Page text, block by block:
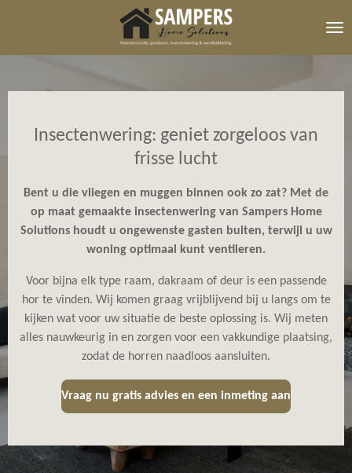
naar
hoofdinhoud
Insectenwering: geniet zorgeloos van
frisse lucht
Bent u die vliegen en muggen binnen ook zo zat? Met de
op maat gemaakte insectenwering van Sampers Home
Solutions houdt u ongewenste gasten buiten, terwijl u uw
woning optimaal kunt ventileren.
Voor bijna elk type raam, dakraam of deur is een passende
hor te vinden. Wij komen graag vrijblijvend bij u langs om te
kijken wat voor uw situatie de beste oplossing is. Wij meten
alles nauwkeurig in en zorgen voor een vakkundige plaatsing,
zodat de horren naadloos aansluiten.
Vraag nu gratis advies en een inmeting aan